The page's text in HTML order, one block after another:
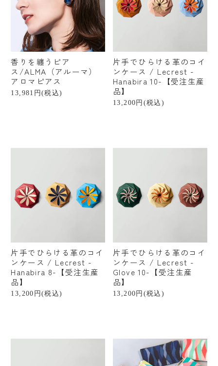
香りを纏うピア
ス/ALMA（アルーマ）
アロマピアス
13,981円(税込)
片手でひらける革のコイ
ンケース / Lecrest -
Hanabira 10-【受注生産
品】
13,200円(税込)
片手でひらける革のコイ
ンケース / Lecrest -
Hanabira 8-【受注生産
品】
13,200円(税込)
片手でひらける革のコイ
ンケース / Lecrest -
Glove 10-【受注生産
品】
13,200円(税込)